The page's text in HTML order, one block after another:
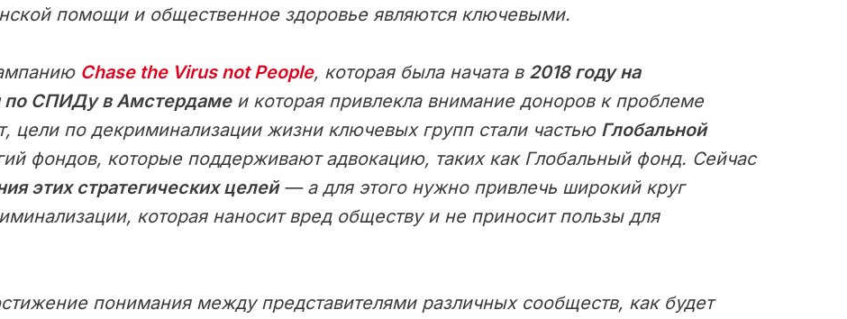
помощи и общественное здоровье являются ключевыми.
Chase the Virus not People, которая была начата в 2018 году на
по СПИДу в Амстердамеи которая привлекла внимание доноров к проблеме
цели по декриминализации жизни ключевых групп стали частью Глобальной
фондов, которые поддерживают адвокацию, таких как Глобальный фонд. Сейчас
этих стратегических целей— а для этого нужно привлечь широкий круг
которая наносит вред обществу и не приносит пользы для
понимания между представителями различных сообществ, как будет